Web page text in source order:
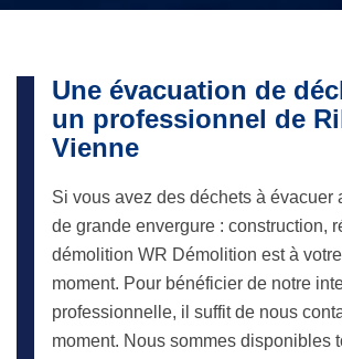
Une évacuation de
un professionnel de
Vienne
Si vous avez des déchets à évacuer
de grande envergure : construction,
démolition WR Démolition est à
moment. Pour bénéficier de notre
professionnelle, il suffit de nous
moment. Nous sommes disponibles